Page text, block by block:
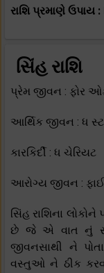
રાશિ પ્રમાણે ઉપાય
સિંહ રાશિ
પ્રેમ જીવન : ફોર
આર્થિક જીવન : ધ
કારકિર્દી : ધ ચેરિયટ
આરોગ્ય જીવન :
સિંહ રાશિના
છે જે એ વાત નું
જીવનસાથી ને
વસ્તુઓ ને ઠીક